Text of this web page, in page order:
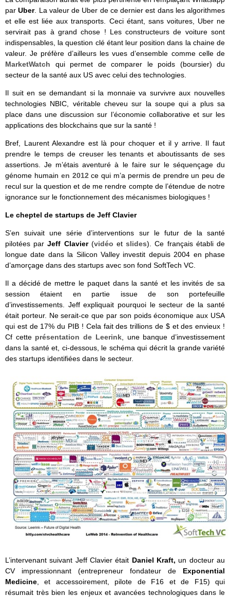
parUber. La valeur de Uber de ce dernier est dans les algorithmes
et elle est liée aux transports. Ceci étant, sans voitures, Uber ne
servirait pas à grand chose ! Les constructeurs de voiture sont
indispensables, la question clé étant leur position dans la chaine de
valeur. Je préfère d’ailleurs les vues d’ensemble comme celle de
MarketWatch qui permet de comparer le poids (boursier) du
secteur de la santé aux US avec celui des technologies.
Il suit en se demandant si la monnaie va survivre aux nouvelles
technologies NBIC, véritable cheveu sur la soupe qui a plus sa
place dans une discussion sur l’économie collaborative et sur les
applications des blockchains que sur la santé !
Bref, Laurent Alexandre est là pour choquer et il y arrive. Il faut
prendre le temps de creuser les tenants et aboutissants de ses
assertions. Je m’étais aventuré à le faire sur le séquençage du
génome humain en 2012 ce qui m’a permis de prendre un peu de
recul sur la question et de me rendre compte de l’étendue de notre
ignorance sur le fonctionnement des mécanismes biologiques !
Le cheptel de startups de Jeff Clavier
S’en suivait une série d’interventions sur le futur de la santé
pilotées parJeff Clavier (vidéo etslides). Ce français établi de
longue date dans la Silicon Valley investit depuis 2004 en phase
d’amorçage dans des startups avec son fond SoftTech VC.
Il a décidé de mettre le paquet dans la santé et les invités de sa
session étaient en partie issue de son portefeuille
d’investissements. Jeff expliquait pourquoi le secteur de la santé
était porteur. Ne serait-ce que par son poids économique aux USA
qui est de 17% du PIB ! Cela fait des trillions de $ et des envieux !
Cf cette présentation de Leerink, une banque d’investissement
dans la santé et, ci-dessous, le schéma qui décrit la grande variété
des startups identifiées dans le secteur.
L’intervenant suivant Jeff Clavier était Daniel Kraft,un docteur au
CV impressionnant (entrepreneur fondateur de Exponential
Medicine , et accessoirement, pilote de F16 et de F15) qui
résumait très bien les enjeux et avancées technologiques dans le